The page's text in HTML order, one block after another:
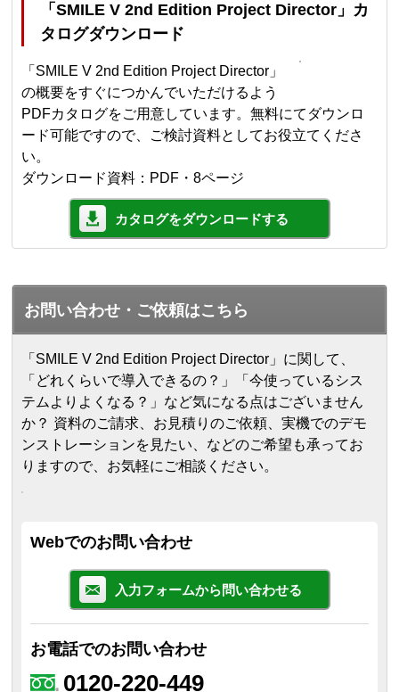
「SMILE V 2nd Edition Project Director」カ
タログダウンロード
「SMILE V 2nd Edition Project Director」
の概要をすぐにつかんでいただけるよう
PDFカタログをご用意しています。無料にてダウンロ
ード可能ですので、ご検討資料としてお役立てくださ
い。
ダウンロード資料：PDF・8ページ
カタログをダウンロードする
お問い合わせ・ご依頼はこちら
「SMILE V 2nd Edition Project Director」に関して、
「どれくらいで導入できるの？」「今使っているシス
テムよりよくなる？」など気になる点はございません
か？ 資料のご請求、お見積りのご依頼、実機でのデモ
ンストレーションを見たい、などのご希望も承ってお
りますので、お気軽にご相談ください。
Webでのお問い合わせ
入力フォームから問い合わせる
お電話でのお問い合わせ
0120-220-449